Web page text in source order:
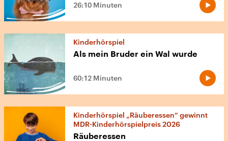
26:10 Minuten
Kinderhörspiel
Als mein Bruder ein Wal wurde
60:12 Minuten
Kinderhörspiel „Räuberessen“ gewinnt
MDR-Kinderhörspielpreis 2026
Räuberessen